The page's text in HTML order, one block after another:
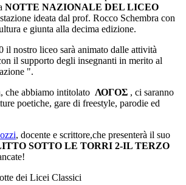
NOTTE NAZIONALE DEL LICEO
ideata dal prof. Rocco Schembra con
e giunta alla decima edizione.
il nostro liceo sarà animato dalle attività
il supporto degli insegnanti in merito al
".
che abbiamo intitolato ΛΟΓΟΣ , ci saranno
poetiche, gare di freestyle, parodie ed
, docente e scrittore,che presenterà il suo
SOTTO LE TORRI 2-IL TERZO